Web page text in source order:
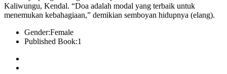
Kaliwungu, Kendal. “Doa adalah modal yang terbaik untuk
menemukan kebahagiaan,” demikian semboyan hidupnya (elang).
Gender:Female
Published Book:1